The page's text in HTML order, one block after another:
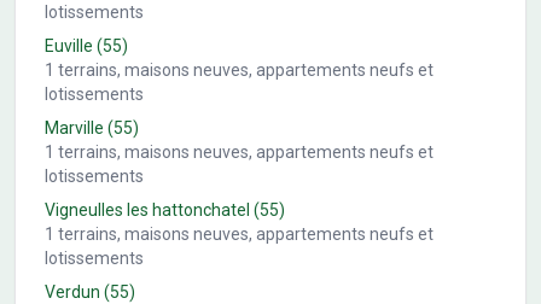
lotissements
Euville (55)
1 terrains, maisons neuves, appartements neufs et
lotissements
Marville (55)
1 terrains, maisons neuves, appartements neufs et
lotissements
Vigneulles les hattonchatel (55)
1 terrains, maisons neuves, appartements neufs et
lotissements
Verdun (55)